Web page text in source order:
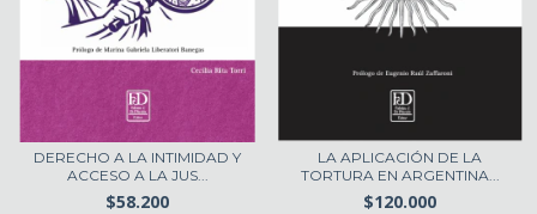
DERECHO A LA INTIMIDAD Y
ACCESO A LA JUS...
$58.200
LA APLICACIÓN DE LA
TORTURA EN ARGENTINA...
$120.000